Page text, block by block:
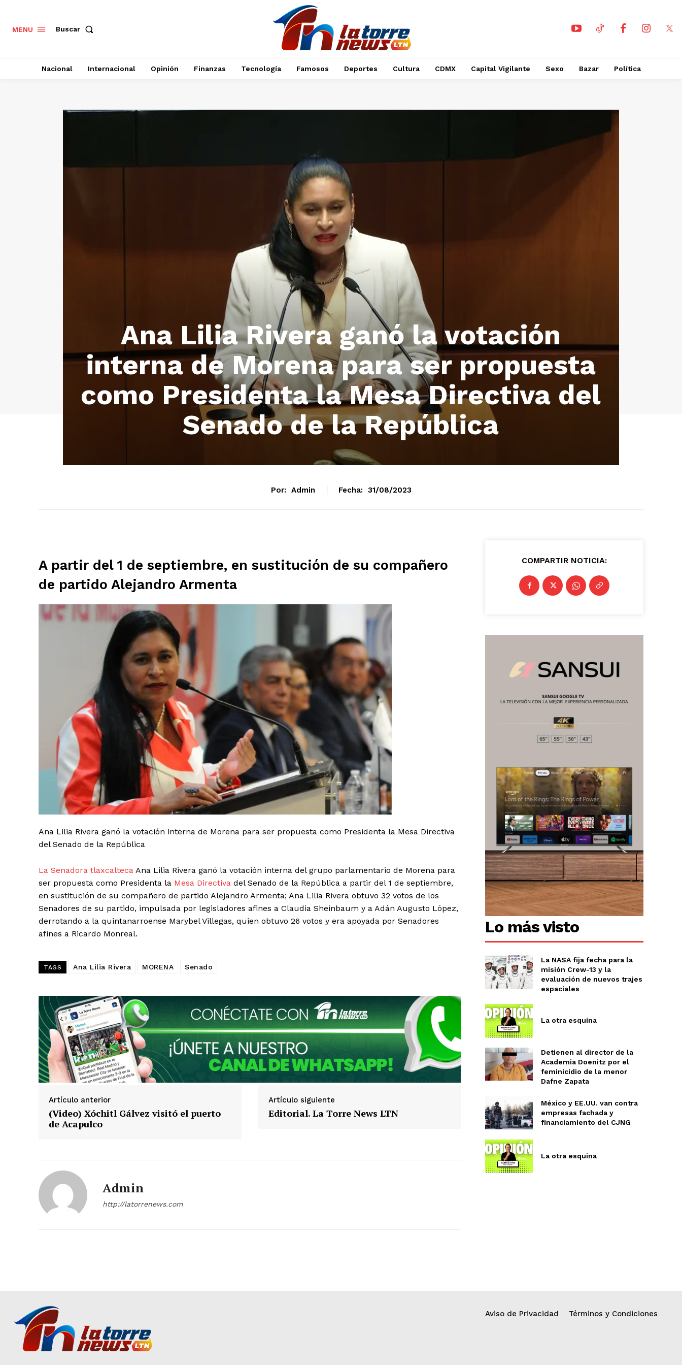
El Suplemento
Aguascalientes
Baja California Sur
Chihuahua
Ciudad de México
Durango
Guanajuato Guerrero
Michoacán Zacatecas
Tlaxcala
Tamaulipas
Sinaloa
San Luis Potosí
Querétaro
Puebla
Nayarit Morelos
MENU Buscar
Nacional Internacional Opinión Finanzas Tecnología Famosos Deportes Cultura CDMX Capital Vigilante Sexo Bazar Política
Ana Lilia Rivera ganó la votación
interna de Morena para ser propuesta
como Presidenta la Mesa Directiva del
Senado de la República
Por: Admin Fecha: 31/08/2023
A partir del 1 de septiembre, en sustitución de su compañero
de partido Alejandro Armenta
Ana Lilia Rivera ganó la votación interna de Morena para ser propuesta como Presidenta la Mesa Directiva
del Senado de la República
La Senadora tlaxcalteca Ana Lilia Rivera ganó la votación interna del grupo parlamentario de Morena para
ser propuesta como Presidenta la Mesa Directiva del Senado de la República a partir del 1 de septiembre,
en sustitución de su compañero de partido Alejandro Armenta; Ana Lilia Rivera obtuvo 32 votos de los
Senadores de su partido, impulsada por legisladores afines a Claudia Sheinbaum y a Adán Augusto López,
derrotando a la quintanarroense Marybel Villegas, quien obtuvo 26 votos y era apoyada por Senadores
afines a Ricardo Monreal.
TAGS Ana Lilia Rivera MORENA Senado
Artículo anterior
(Video) Xóchitl Gálvez visitó el puerto
de Acapulco
Artículo siguiente
Editorial. La Torre News LTN
Admin
http://latorrenews.com
COMPARTIR NOTICIA:
Lo más visto
La NASA fija fecha para la
misión Crew-13 y la
evaluación de nuevos trajes
espaciales
La otra esquina
Detienen al director de la
Academia Doenitz por el
feminicidio de la menor
Dafne Zapata
México y EE.UU. van contra
empresas fachada y
financiamiento del CJNG
La otra esquina
Aviso de Privacidad Términos y Condiciones